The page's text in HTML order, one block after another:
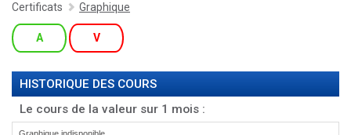
Certificats Graphique
A V
HISTORIQUE DES COURS
Le cours de la valeur sur 1 mois :